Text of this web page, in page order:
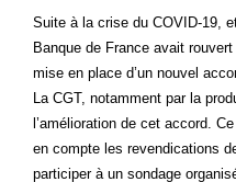
Suite à la crise du COVID-19,
Banque de France avait
mise en place d’un nouvel
La CGT, notamment par la
l’amélioration de cet accord.
en compte les revendications
participer à un sondage